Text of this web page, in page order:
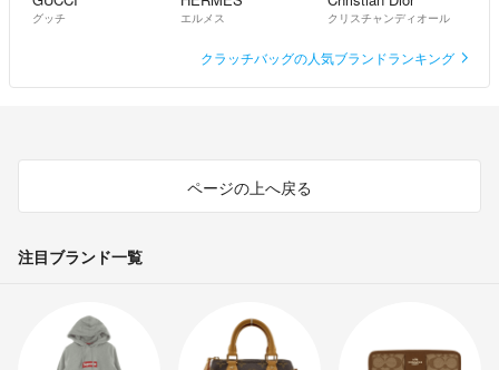
グッチ エルメス クリスチャンディオール
クラッチバッグの人気ブランドランキング
ページの上へ戻る
注目ブランド一覧